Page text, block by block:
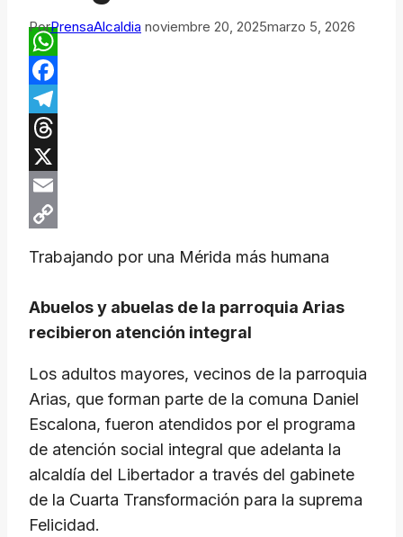
PorPrensaAlcaldia noviembre 20, 2025marzo 5, 2026
WhatsApp
Facebook
Telegram
Threads
X
Email
Trabajando por una Mérida más humana
Abuelos y abuelas de la parroquia Arias
recibieron atención integral
Los adultos mayores, vecinos de la parroquia
Arias, que forman parte de la comuna Daniel
Escalona, fueron atendidos por el programa
de atención social integral que adelanta la
alcaldía del Libertador a través del gabinete
de la Cuarta Transformación para la suprema
Felicidad.